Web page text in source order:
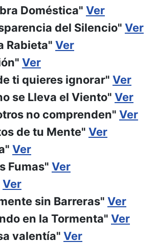
Doméstica" Ver
del Silencio" Ver
Rabieta" Ver
Ver
ti quieres ignorar" Ver
se Lleva el Viento" Ver
no comprenden" Ver
de tu Mente" Ver
Ver
Fumas" Ver
Ver
sin Barreras" Ver
en la Tormenta" Ver
valentía" Ver